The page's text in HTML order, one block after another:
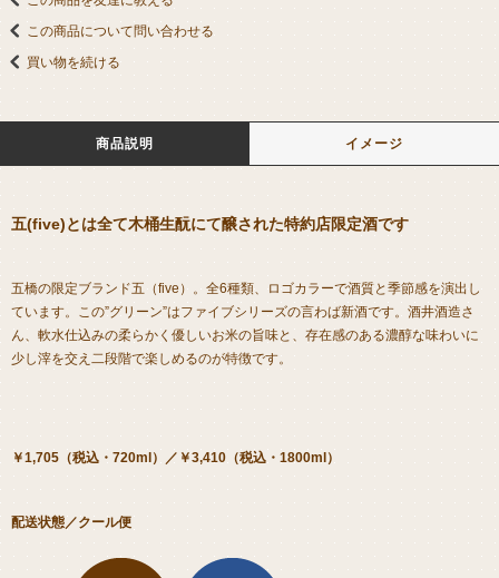
この商品について問い合わせる
買い物を続ける
商品説明 イメージ
五(five)とは全て木桶生酛にて醸された特約店限定酒です
五橋の限定ブランド五（five）。全6種類、ロゴカラーで酒質と季節感を演出し
ています。この”グリーン”はファイブシリーズの言わば新酒です。酒井酒造さ
ん、軟水仕込みの柔らかく優しいお米の旨味と、存在感のある濃醇な味わいに
少し滓を交え二段階で楽しめるのが特徴です。
￥1,705（税込・720ml）／￥3,410（税込・1800ml）
配送状態／クール便